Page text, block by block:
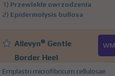
1) Przewlekłe owrzodzenia
2) Epidermolysis bullosa
Allevyn® Gentle
Border Heel
WM
Emplastri microfibricum cellulosae